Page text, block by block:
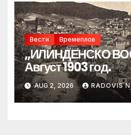
Вести Времеплов
„ИЛИНДЕНСКО
Август 1903 год.
AUG 2, 2026 RADOVIS